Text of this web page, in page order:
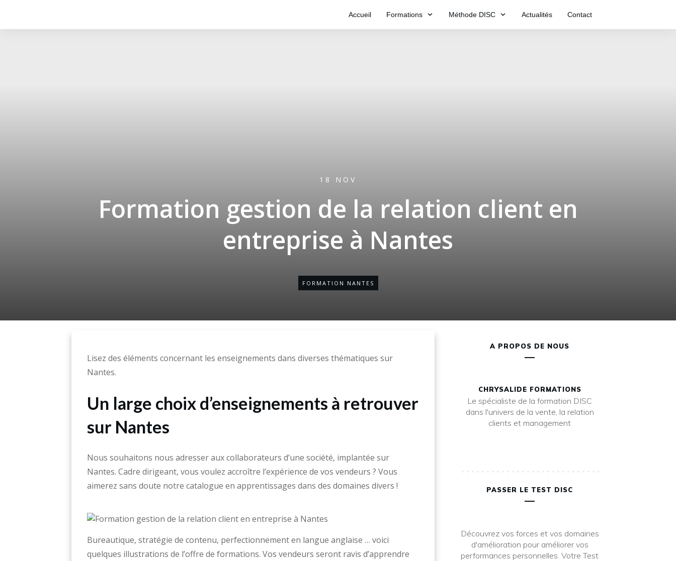
Accueil Formations Méthode DISC Actualités Contact
18 NOV
Formation gestion de la relation client en
entreprise à Nantes
FORMATION NANTES
Lisez des éléments concernant les enseignements dans diverses thématiques sur
Nantes.
Un large choix d’enseignements à retrouver
sur Nantes
Nous souhaitons nous adresser aux collaborateurs d’une société, implantée sur
Nantes. Cadre dirigeant, vous voulez accroître l’expérience de vos vendeurs ? Vous
aimerez sans doute notre catalogue en apprentissages dans des domaines divers !
Bureautique, stratégie de contenu, perfectionnement en langue anglaise … voici
quelques illustrations de l’offre de formations. Vos vendeurs seront ravis d’apprendre
A PROPOS DE NOUS
CHRYSALIDE FORMATIONS
Le spécialiste de la formation DISC
dans l'univers de la vente, la relation
clients et management
PASSER LE TEST DISC
Découvrez vos forces et vos domaines
d'amélioration pour améliorer vos
performances personnelles. Votre Test